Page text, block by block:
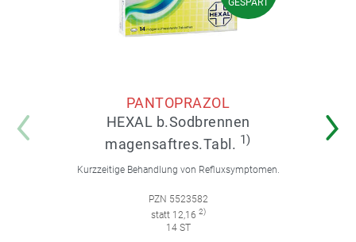
GESPART
PANTOPRAZOL
HEXAL b.Sodbrennen
magensaftres.Tabl. 1)
Kurzzeitige Behandlung von Refluxsymptomen.
PZN 5523582
statt 12,16 2)
14 ST